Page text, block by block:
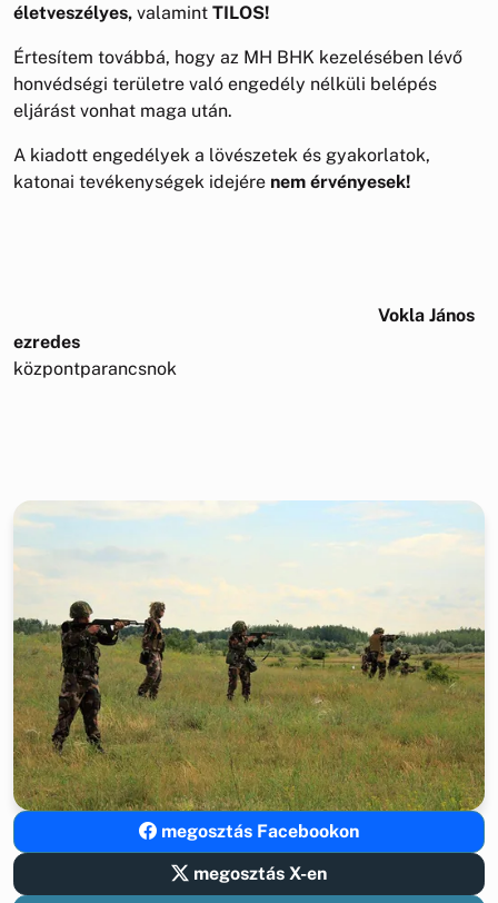
életveszélyes, valamint TILOS!
Értesítem továbbá, hogy az MH BHK kezelésében lévő
honvédségi területre való engedély nélküli belépés
eljárást vonhat maga után.
A kiadott engedélyek a lövészetek és gyakorlatok,
katonai tevékenységek idejére nem érvényesek!
Vokla János
ezredes
központparancsnok
megosztás Facebookon
megosztás X-en